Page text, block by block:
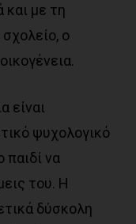
και με τη
ο
είναι
ψυχολογικό
παιδί να
του. Η
δύσκολη